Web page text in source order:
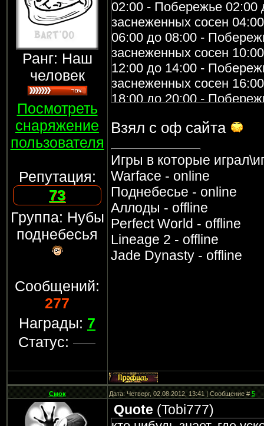
Ранг: Наш
человек
Посмотреть
снаряжение
пользователя
Репутация:
73
Группа: Нубы
поднебесья
Сообщений:
277
Награды: 7
Статус:
02:00 - Побережье 02:00
заснеженных сосен
06:00 до 08:00 -
заснеженных сосен
12:00 до 14:00 -
заснеженных сосен
18:00 до 20:00 -
Расписание повозок 6
02:00 - Старая лесная
04:00 до 06:00 -
Старая лесная 08:00 до
12:00 - Кремневая
лесная 14:00 до 16:00 -
Кремневая деревня
20:00 до 22:00 -
Кремневая деревня
Взял с оф сайта
Игры в которые
Warface - online
Поднебесье - online
Аллоды - offline
Perfect World - offline
Lineage 2 - offline
Jade Dynasty - offline
Смок Дата: Четверг, 02.08.2012, 13:41 | Сообщение #5
Quote (Tobi777)